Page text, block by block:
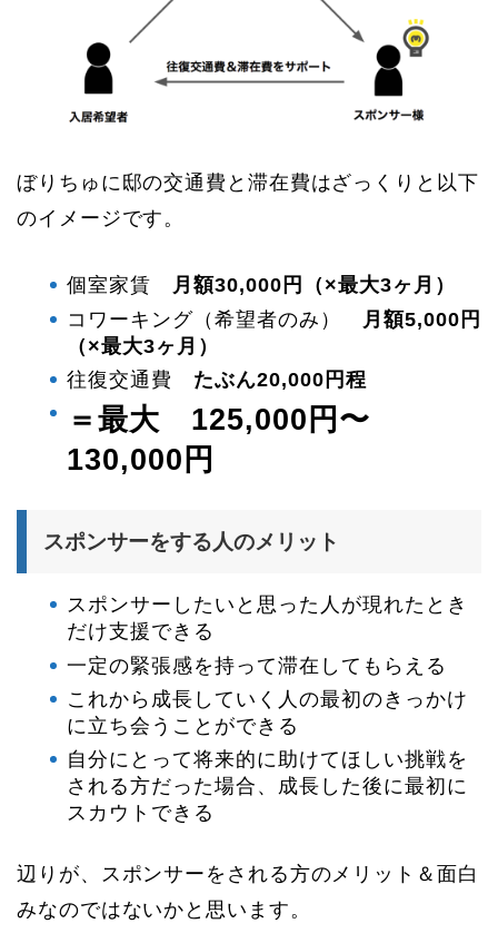
ぼりちゅに邸の交通費と滞在費はざっくりと以下
のイメージです。
個室家賃 月額30,000円（×最大3ヶ月）
コワーキング（希望者のみ）
月額5,000円
（×最大3ヶ月）
往復交通費 たぶん20,000円程
＝最大 125,000円〜
130,000円
スポンサーをする人のメリット
スポンサーしたいと思った人が現れたとき
だけ支援できる
一定の緊張感を持って滞在してもらえる
これから成長していく人の最初のきっかけ
に立ち会うことができる
自分にとって将来的に助けてほしい挑戦を
される方だった場合、成長した後に最初に
スカウトできる
辺りが、スポンサーをされる方のメリット＆面白
みなのではないかと思います。